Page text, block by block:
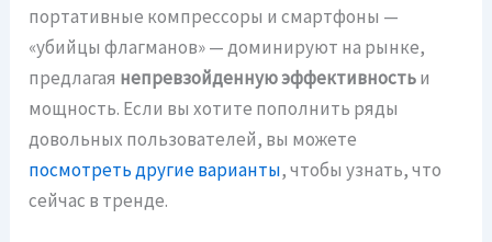
портативные компрессоры и смартфоны —
«убийцы флагманов» — доминируют на рынке,
предлагая непревзойденную эффективностьи
мощность. Если вы хотите пополнить ряды
довольных пользователей, вы можете
посмотреть другие варианты, чтобы узнать, что
сейчас в тренде.